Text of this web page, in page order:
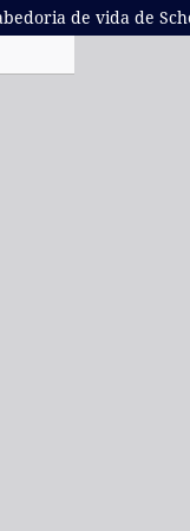
de vida de